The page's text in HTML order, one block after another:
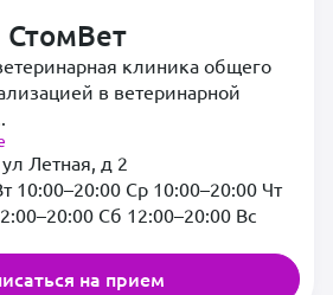
СтомВет
клиника общего
в ветеринарной
Летная, д 2
10:00–20:00 Ср 10:00–20:00 Чт
Сб 12:00–20:00 Вс
на прием